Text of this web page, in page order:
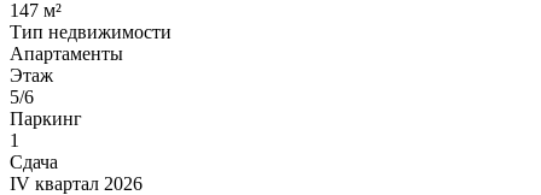
147 м²
Тип недвижимости
Апартаменты
Этаж
5/6
Паркинг
1
Сдача
IV квартал 2026